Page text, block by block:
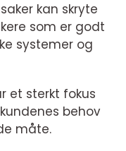
kan skryte
som er godt
systemer og
et sterkt fokus
behov
måte.